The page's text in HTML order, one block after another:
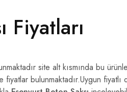
Fiyatları
site alt kısmında bu
bulunmaktadır.Uygun fiyatlı